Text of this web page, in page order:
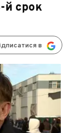
й срок
в